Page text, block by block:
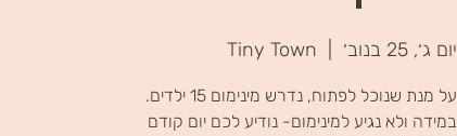
יום ג׳, 25 בנוב׳ Tiny Town